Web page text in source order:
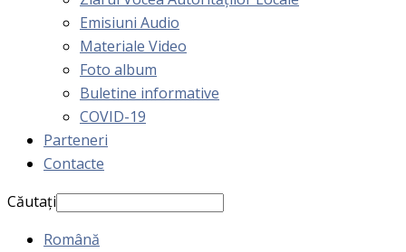
Emisiuni Audio
Materiale Video
Foto album
Buletine informative
COVID-19
Parteneri
Contacte
Căutați
Română